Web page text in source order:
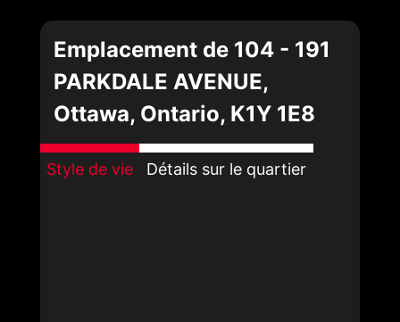
Emplacement de 104 - 191
PARKDALE AVENUE,
Ottawa, Ontario, K1Y 1E8
Style de vie Détails sur le quartier